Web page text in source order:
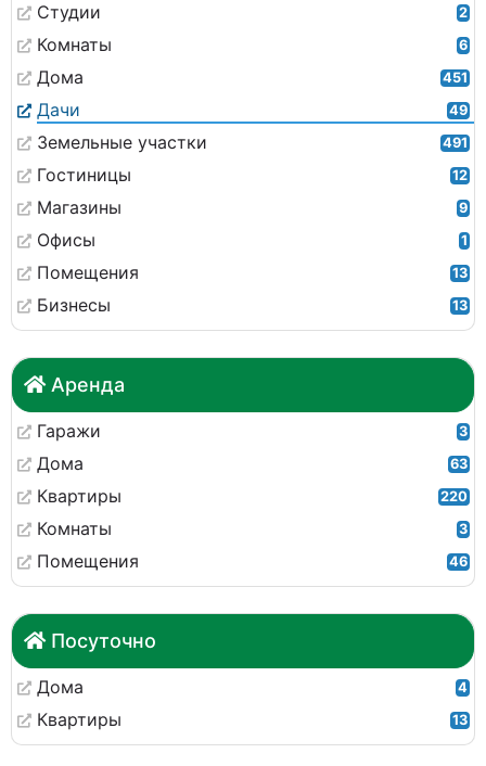
Студии 2
Комнаты 6
Дома 451
Дачи 49
Земельные участки 491
Гостиницы 12
Магазины 9
Офисы 1
Помещения 13
Бизнесы 13
Аренда
Гаражи 3
Дома 63
Квартиры 220
Комнаты 3
Помещения 46
Посуточно
Дома 4
Квартиры 13